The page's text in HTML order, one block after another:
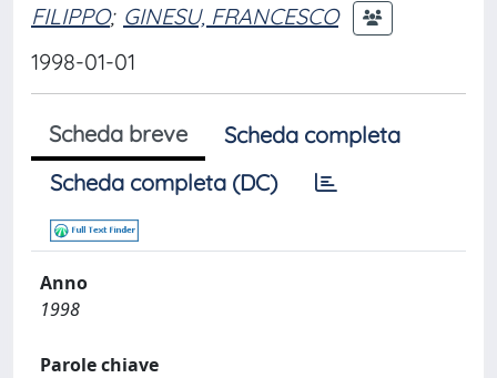
FILIPPO; GINESU, FRANCESCO
1998-01-01
Scheda breve
Scheda completa
Scheda completa (DC)
Anno
1998
Parole chiave